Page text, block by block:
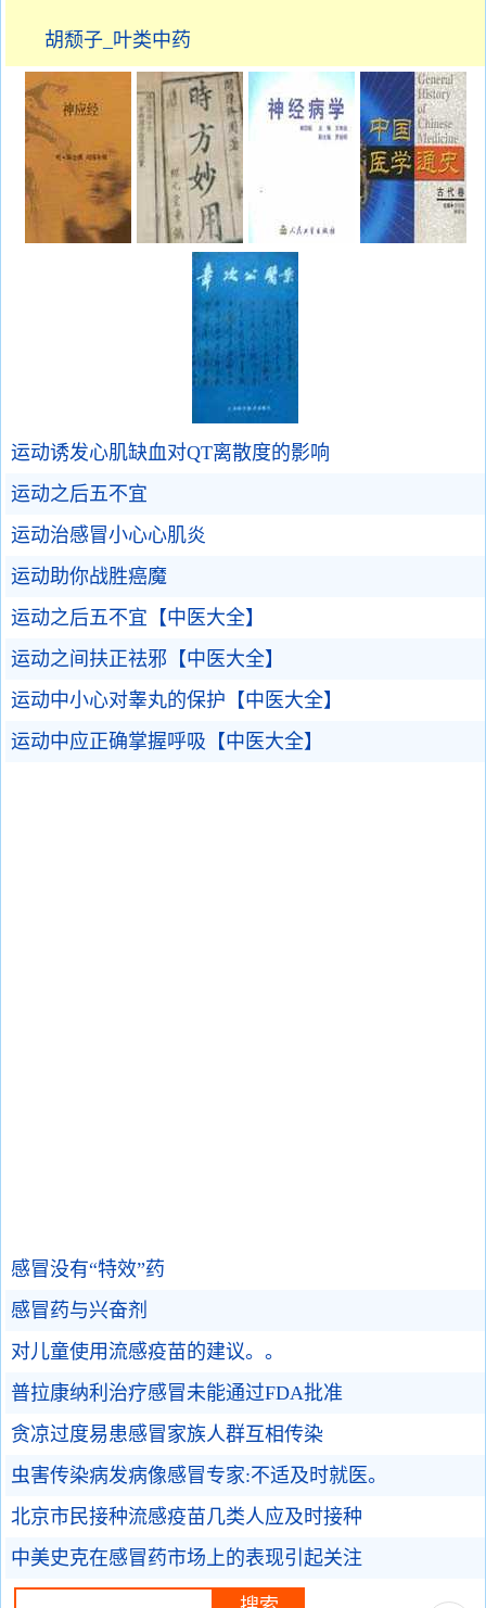
胡颓子_叶类中药
运动诱发心肌缺血对QT离散度的影响
运动之后五不宜
运动治感冒小心心肌炎
运动助你战胜癌魔
运动之后五不宜【中医大全】
运动之间扶正祛邪【中医大全】
运动中小心对睾丸的保护【中医大全】
运动中应正确掌握呼吸【中医大全】
感冒没有“特效”药
感冒药与兴奋剂
对儿童使用流感疫苗的建议。。
普拉康纳利治疗感冒未能通过FDA批准
贪凉过度易患感冒家族人群互相传染
虫害传染病发病像感冒专家:不适及时就医。
北京市民接种流感疫苗几类人应及时接种
中美史克在感冒药市场上的表现引起关注